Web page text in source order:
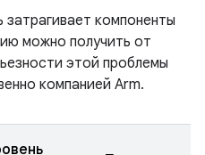
затрагивает компоненты
можно получить от
этой проблемы
компанией Arm.